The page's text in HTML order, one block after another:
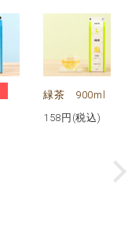
緑茶 900ml
158 円(税込)